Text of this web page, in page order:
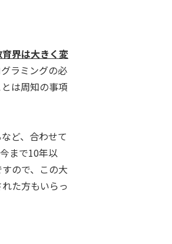
界は大きく変
ラミングの必
は周知の事項
ど、合わせて
まで10年以
ので、この大
た方もいらっ